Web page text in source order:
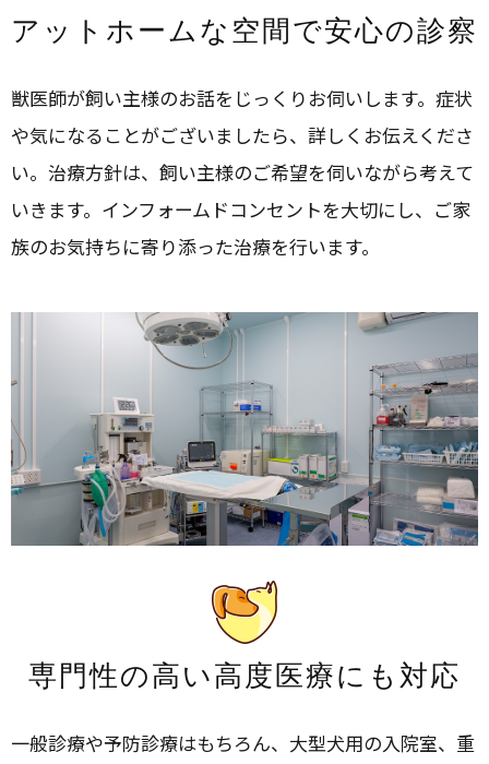
アットホームな空間で安心の診察
獣医師が飼い主様のお話をじっくりお伺いします。症状
や気になることがございましたら、詳しくお伝えくださ
い。治療方針は、飼い主様のご希望を伺いながら考えて
いきます。インフォームドコンセントを大切にし、ご家
族のお気持ちに寄り添った治療を行います。
専門性の高い高度医療にも対応
一般診療や予防診療はもちろん、大型犬用の入院室、重